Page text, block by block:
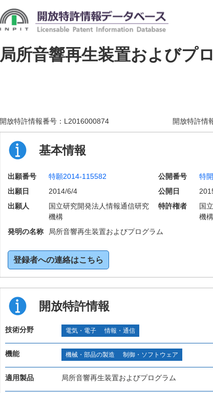
局所音響再生装置およびプ
開放特許情報番号： L2016000874 開放特許情
基本情報
出願番号 特願2014-115582 公開番号 特
出願日
2014/6/4 公開日
出願人
国立研究開発法人情報通信研究
機構
特許権者
国
機構
発明の名称 局所音響再生装置およびプログラム
登録者への連絡はこちら
開放特許情報
技術分野 電気・電子 情報・通信
機能 機械・部品の製造 制御・ソフトウェア
適用製品 局所音響再生装置およびプログラム